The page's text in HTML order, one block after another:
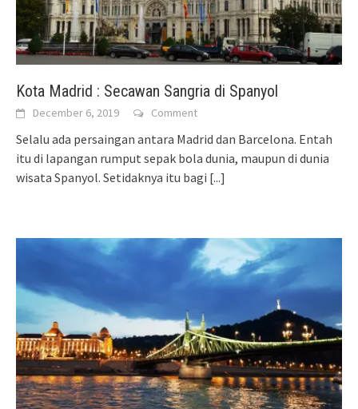
Kota Madrid : Secawan Sangria di Spanyol
December 6, 2019 Comment
Selalu ada persaingan antara Madrid dan Barcelona. Entah
itu di lapangan rumput sepak bola dunia, maupun di dunia
wisata Spanyol. Setidaknya itu bagi [...]